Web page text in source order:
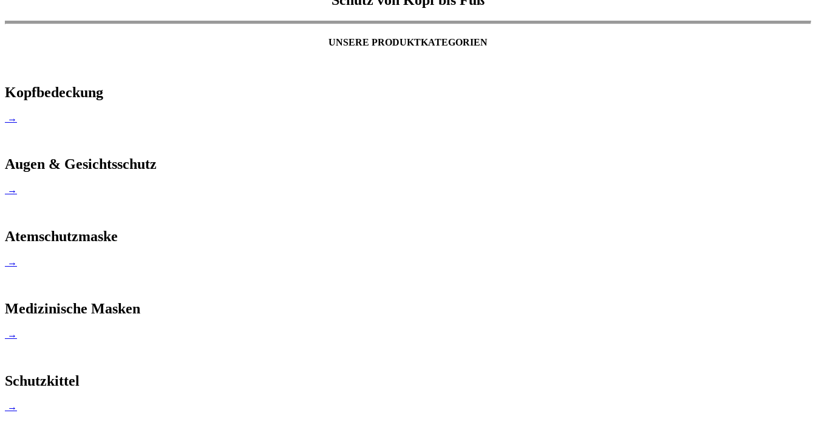
UNSERE PRODUKTKATEGORIEN
Kopfbedeckung
→
Augen & Gesichtsschutz
→
Atemschutzmaske
→
Medizinische Masken
→
Schutzkittel
→